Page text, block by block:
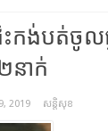
ះកង់បត់ចូ
នាក់
2019 សន្តិសុខ